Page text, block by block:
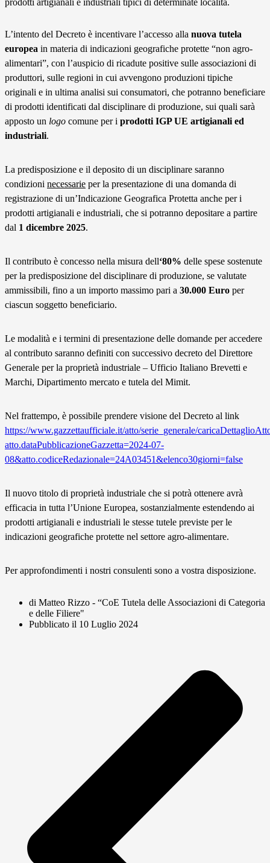
prodotti artigianali e industriali tipici di determinate località.
L’intento del Decreto è incentivare l’accesso alla nuova tutela
europea in materia di indicazioni geografiche protette “non agro-
alimentari”, con l’auspicio di ricadute positive sulle associazioni di
produttori, sulle regioni in cui avvengono produzioni tipiche
originali e in ultima analisi sui consumatori, che potranno beneficiare
di prodotti identificati dal disciplinare di produzione, sui quali sarà
apposto un logo comune per i prodotti IGP UE artigianali ed
industriali.
La predisposizione e il deposito di un disciplinare saranno
condizioni necessarie per la presentazione di una domanda di
registrazione di un’Indicazione Geografica Protetta anche per i
prodotti artigianali e industriali, che si potranno depositare a partire
dal 1 dicembre 2025.
Il contributo è concesso nella misura dell‘80% delle spese sostenute
per la predisposizione del disciplinare di produzione, se valutate
ammissibili, fino a un importo massimo pari a 30.000 Euro per
ciascun soggetto beneficiario.
Le modalità e i termini di presentazione delle domande per accedere
al contributo saranno definiti con successivo decreto del Direttore
Generale per la proprietà industriale – Ufficio Italiano Brevetti e
Marchi, Dipartimento mercato e tutela del Mimit.
Nel frattempo, è possibile prendere visione del Decreto al link
https://www.gazzettaufficiale.it/atto/serie_generale/
atto.dataPubblicazioneGazzetta=2024-07-
08&atto.codiceRedazionale=24A03451&elenco30giorni=false
Il nuovo titolo di proprietà industriale che si potrà ottenere avrà
efficacia in tutta l’Unione Europea, sostanzialmente estendendo ai
prodotti artigianali e industriali le stesse tutele previste per le
indicazioni geografiche protette nel settore agro-alimentare.
Per approfondimenti i nostri consulenti sono a vostra disposizione.
di Matteo Rizzo - “CoE Tutela delle Associazioni di Categoria
e delle Filiere"
Pubblicato il 10 Luglio 2024